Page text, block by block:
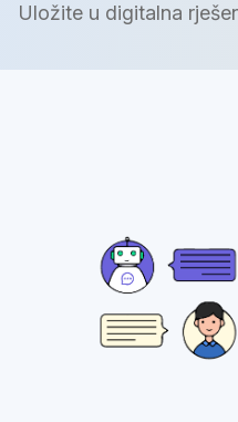
Uložite u digitalna